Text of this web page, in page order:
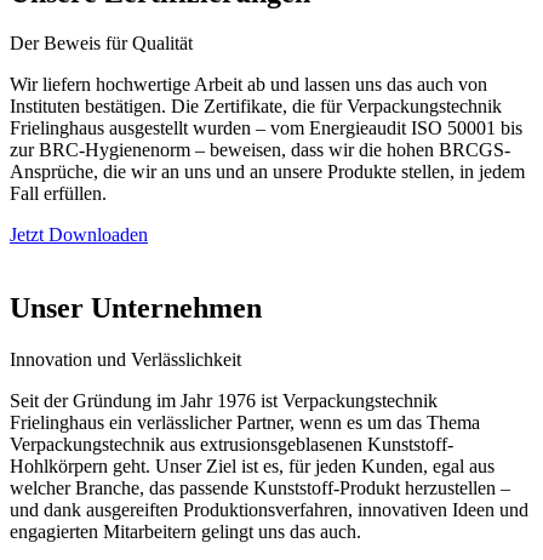
Der Beweis für Qualität
Wir liefern hochwertige Arbeit ab und lassen uns das auch von
Instituten bestätigen. Die Zertifikate, die für Verpackungstechnik
Frielinghaus ausgestellt wurden – vom Energieaudit ISO 50001 bis
zur BRC-Hygienenorm – beweisen, dass wir die hohen BRCGS-
Ansprüche, die wir an uns und an unsere Produkte stellen, in jedem
Fall erfüllen.
Jetzt Downloaden
Unser Unternehmen
Innovation und Verlässlichkeit
Seit der Gründung im Jahr 1976 ist Verpackungstechnik
Frielinghaus ein verlässlicher Partner, wenn es um das Thema
Verpackungstechnik aus extrusionsgeblasenen Kunststoff-
Hohlkörpern geht. Unser Ziel ist es, für jeden Kunden, egal aus
welcher Branche, das passende Kunststoff-Produkt herzustellen –
und dank ausgereiften Produktionsverfahren, innovativen Ideen und
engagierten Mitarbeitern gelingt uns das auch.